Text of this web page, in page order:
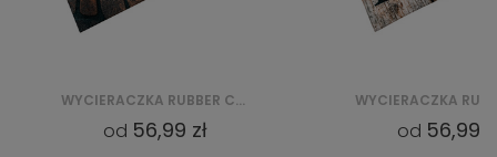
WYCIERACZKA RUBBER CRUMB CKGCRDM16
od 56,99 zł od 56,99